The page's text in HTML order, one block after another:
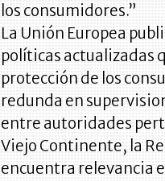
los consumidores.”
La Unión Europea
políticas actualizadas
protección de los
redunda en
entre autoridades
Viejo Continente, la
encuentra relevancia